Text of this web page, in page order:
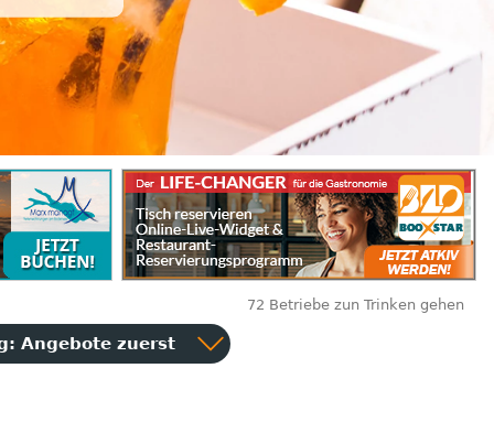
72 Betriebe zun Trinken gehen
Angebote zuerst